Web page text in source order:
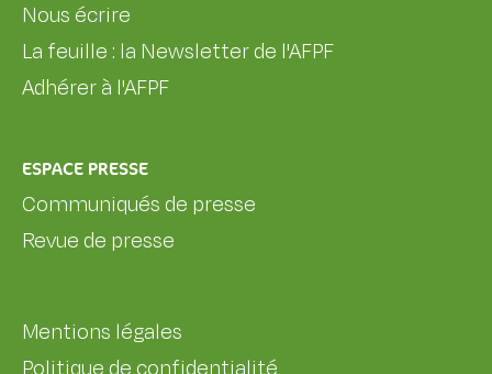
Nous écrire
La feuille : la Newsletter de l'AFPF
Adhérer à l'AFPF
ESPACE PRESSE
Communiqués de presse
Revue de presse
Mentions légales